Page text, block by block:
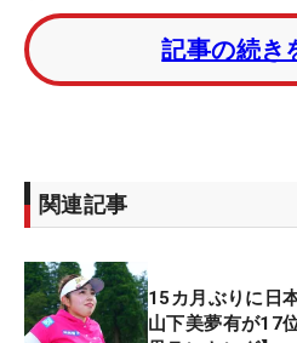
日。前半は1つ伸ばすにと
れたが、動じることはなか
ンで2バーディ・ボギーな
「父の日に10勝目を挙げる
れしいです。（涙ぐんで）
てくれている。こうして結
きて、本当にうれしいです
記事の続き
関連記事
15カ月ぶりに日
山下美夢有が17